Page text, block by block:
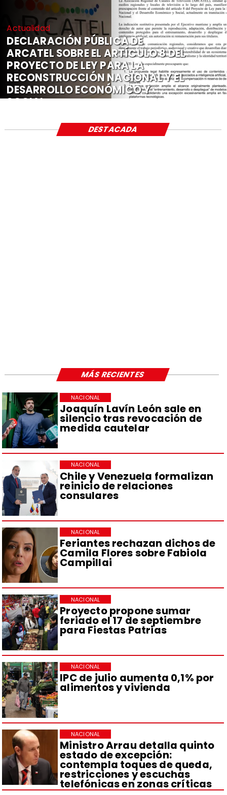
Actualidad
DECLARACIÓN PÚBLICA DE
ARCATEL SOBRE EL ARTÍCULO 8 DEL
PROYECTO DE LEY PARA LA
RECONSTRUCCIÓN NACIONAL Y EL
DESARROLLO ECONÓMICO Y
SOCIAL
Joaquín Lavín León sale en
silencio tras revocación de
medida cautelar
NACIONAL
Chile y Venezuela formalizan
reinicio de relaciones
consulares
NACIONAL
Feriantes rechazan dichos de
Camila Flores sobre Fabiola
Campillai
NACIONAL
Proyecto propone sumar
feriado el 17 de septiembre
para Fiestas Patrias
NACIONAL
IPC de julio aumenta 0,1% por
alimentos y vivienda
NACIONAL
Ministro Arrau detalla quinto
estado de excepción:
contempla toques de queda,
restricciones y escuchas
telefónicas en zonas críticas
NACIONAL
DESTACADA
MÁS RECIENTES